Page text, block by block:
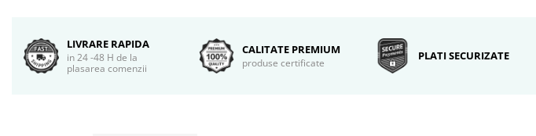
LIVRARE RAPIDA
in 24 -48 H de la
plasarea comenzii
CALITATE PREMIUM
produse certificate PLATI SECURIZATE